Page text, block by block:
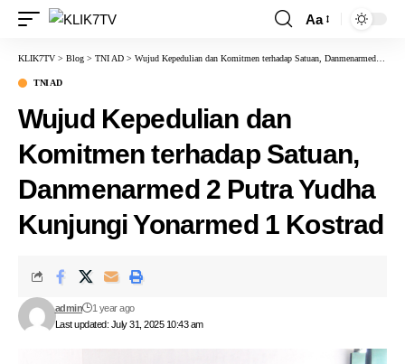
Aa
KLIK7TV > Blog > TNI AD > Wujud Kepedulian dan Komitmen terhadap Satuan, Danmenarmed 2 Putra Yudha Kunjungi Yonarmed 1 Kostrad
TNI AD
Wujud Kepedulian dan
Komitmen terhadap Satuan,
Danmenarmed 2 Putra Yudha
Kunjungi Yonarmed 1 Kostrad
Last updated: July 31, 2025 10:43 am
admin 1 year ago